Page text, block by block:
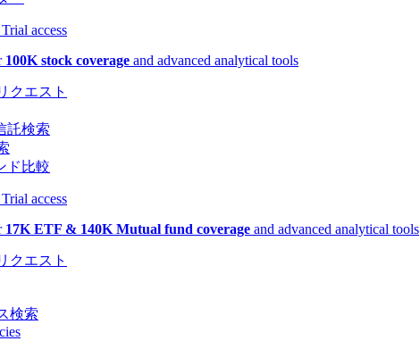
Trial access
100K stock coverage and advanced analytical tools
クエスト
託検索
ド比較
Trial access
17K ETF & 140K Mutual fund coverage and advanced analytical tools
クエスト
検索